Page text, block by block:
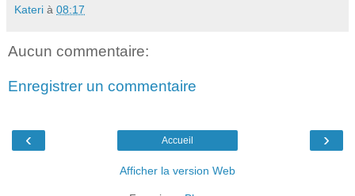
Kateri à 08:17
Aucun commentaire:
Enregistrer un commentaire
‹ ›
Accueil
Afficher la version Web